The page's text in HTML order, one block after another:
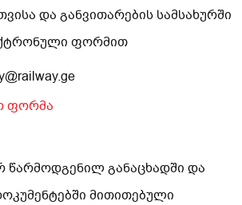
და განვითარების სამსახურში
ფორმით
ფორმა
წარმოდგენილ განაცხადში და
მითითებული